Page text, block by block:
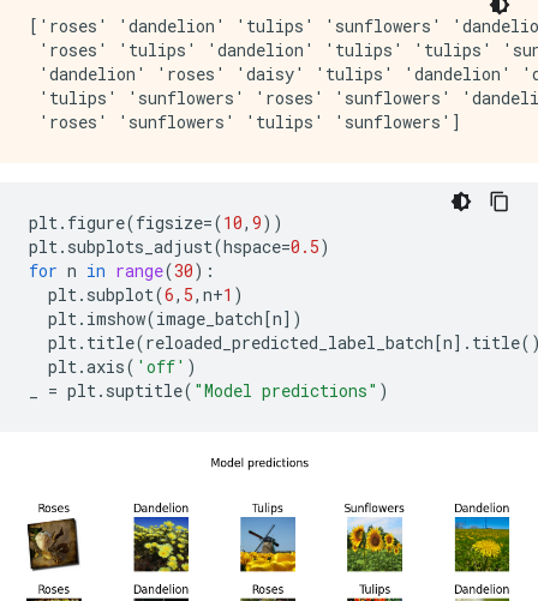
['roses' 'dandelion' 'tulips' 'sunflowers'
'roses' 'tulips' 'dandelion' 'tulips' 'tulips'
'dandelion' 'roses' 'daisy' 'tulips' 'dandelion'
'tulips' 'sunflowers' 'roses' 'sunflowers'
plt . figure(figsize=(10, 9))
plt . subplots_adjust(hspace=0.5)
for n in range(30):
plt . subplot(6, 5, n+1 )
plt . imshow(image_batch[n])
plt . title(reloaded_predicted_label_batch[n] . title
plt .axis( 'off' )
= plt . suptitle( "Model predictions" )